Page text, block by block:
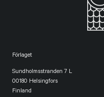
Förlaget
Sundholmsstranden 7 L
00180 Helsingfors
Finland